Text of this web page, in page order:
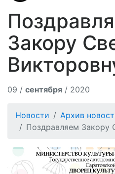
Закору
09 / сентября / 2020
Новости Архив
Поздравляем Закору